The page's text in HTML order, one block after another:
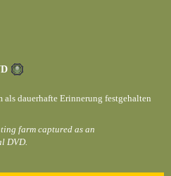
als dauerhafte Erinnerung festgehalten
farm captured as an
DVD.